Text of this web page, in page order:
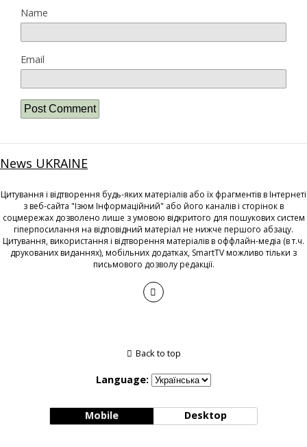
Name
Email
News UKRAINE
Цитування і відтворення будь-яких матеріалів або їх фрагментів в Інтернеті
з веб-сайта "Ізюм Інформаційний" або його каналів і сторінок в
соцмережах дозволено лише з умовою відкритого для пошукових систем
гіперпосилання на відповідний матеріал не нижче першого абзацу.
Цитування, використання і відтворення матеріалів в оффлайн-медіа (в т.ч.
друкованих виданнях), мобільних додатках, SmartTV можливо тільки з
письмового дозволу редакції.
Back to top
Language:
Mobile Desktop